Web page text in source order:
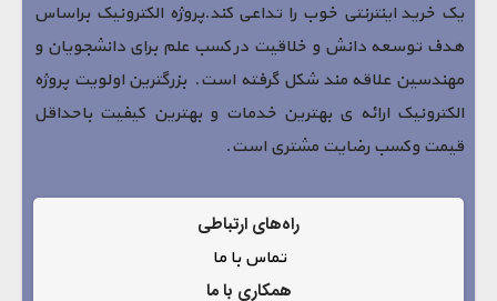
یک خرید اینترنتی خوب را تداعی کند.پروژه الکترونیک براساس
هدف توسعه دانش و خلاقیت در کسب علم برای دانشجویان و
مهندسین علاقه مند شکل گرفته است. بزرگترین اولویت پروژه
الکترونیک ارائه ی بهترین خدمات و بهترین کیفیت باحداقل
قیمت وکسب رضایت مشتری است.
راه‌های ارتباطی
تماس با ما
همکاری با ما